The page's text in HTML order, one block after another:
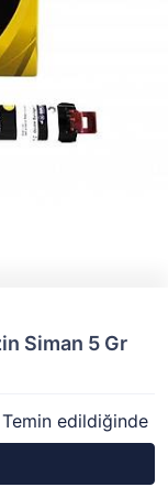
Siman 5 Gr
edildiğinde